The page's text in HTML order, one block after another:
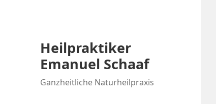
Heilpraktiker
Emanuel Schaaf
Ganzheitliche Naturheilpraxis